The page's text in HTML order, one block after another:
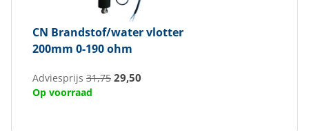
CN Brandstof/water vlotter
200mm 0-190 ohm
Adviesprijs 31,75 29,50
Op voorraad